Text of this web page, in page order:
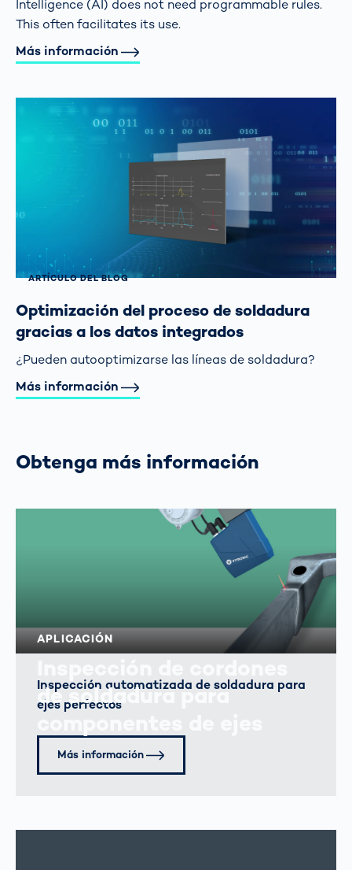
Intelligence (AI) does not need programmable rules.
This often facilitates its use.
Más información
ARTÍCULO DEL BLOG
Optimización del proceso de soldadura
gracias a los datos integrados
¿Pueden autooptimizarse las líneas de soldadura?
Más información
Obtenga más información
APLICACIÓN
de soldadura para
Inspección automatizada de soldadura para
ejes perfectos
Más información